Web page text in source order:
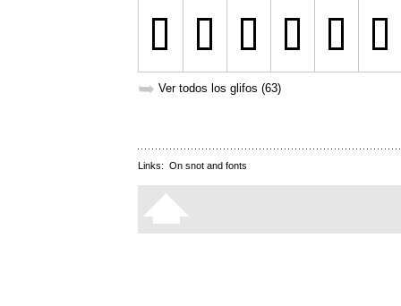
➥ Ver todos los glifos (63)
Links: On snot and fonts